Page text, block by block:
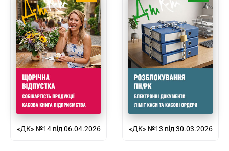
«ДК» №14 від 06.04.2026 «ДК» №13 від 30.03.2026